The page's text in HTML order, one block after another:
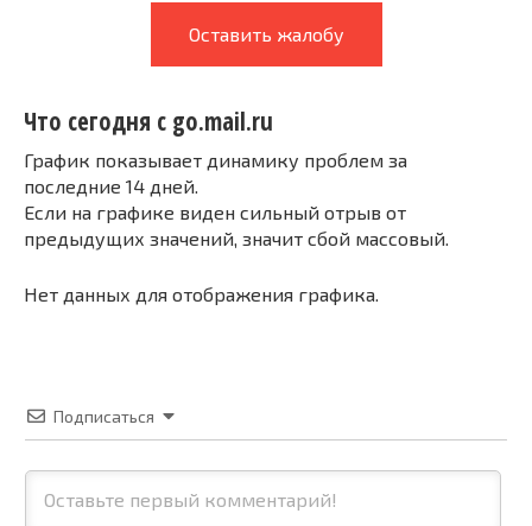
Оставить жалобу
Что сегодня с go.mail.ru
График показывает динамику проблем за
последние 14 дней.
Если на графике виден сильный отрыв от
предыдущих значений, значит сбой массовый.
Нет данных для отображения графика.
Подписаться